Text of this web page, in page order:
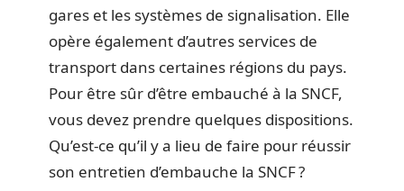
gares et les systèmes de signalisation. Elle
opère également d’autres services de
transport dans certaines régions du pays.
Pour être sûr d’être embauché à la SNCF,
vous devez prendre quelques dispositions.
Qu’est-ce qu’il y a lieu de faire pour réussir
son entretien d’embauche la SNCF ?